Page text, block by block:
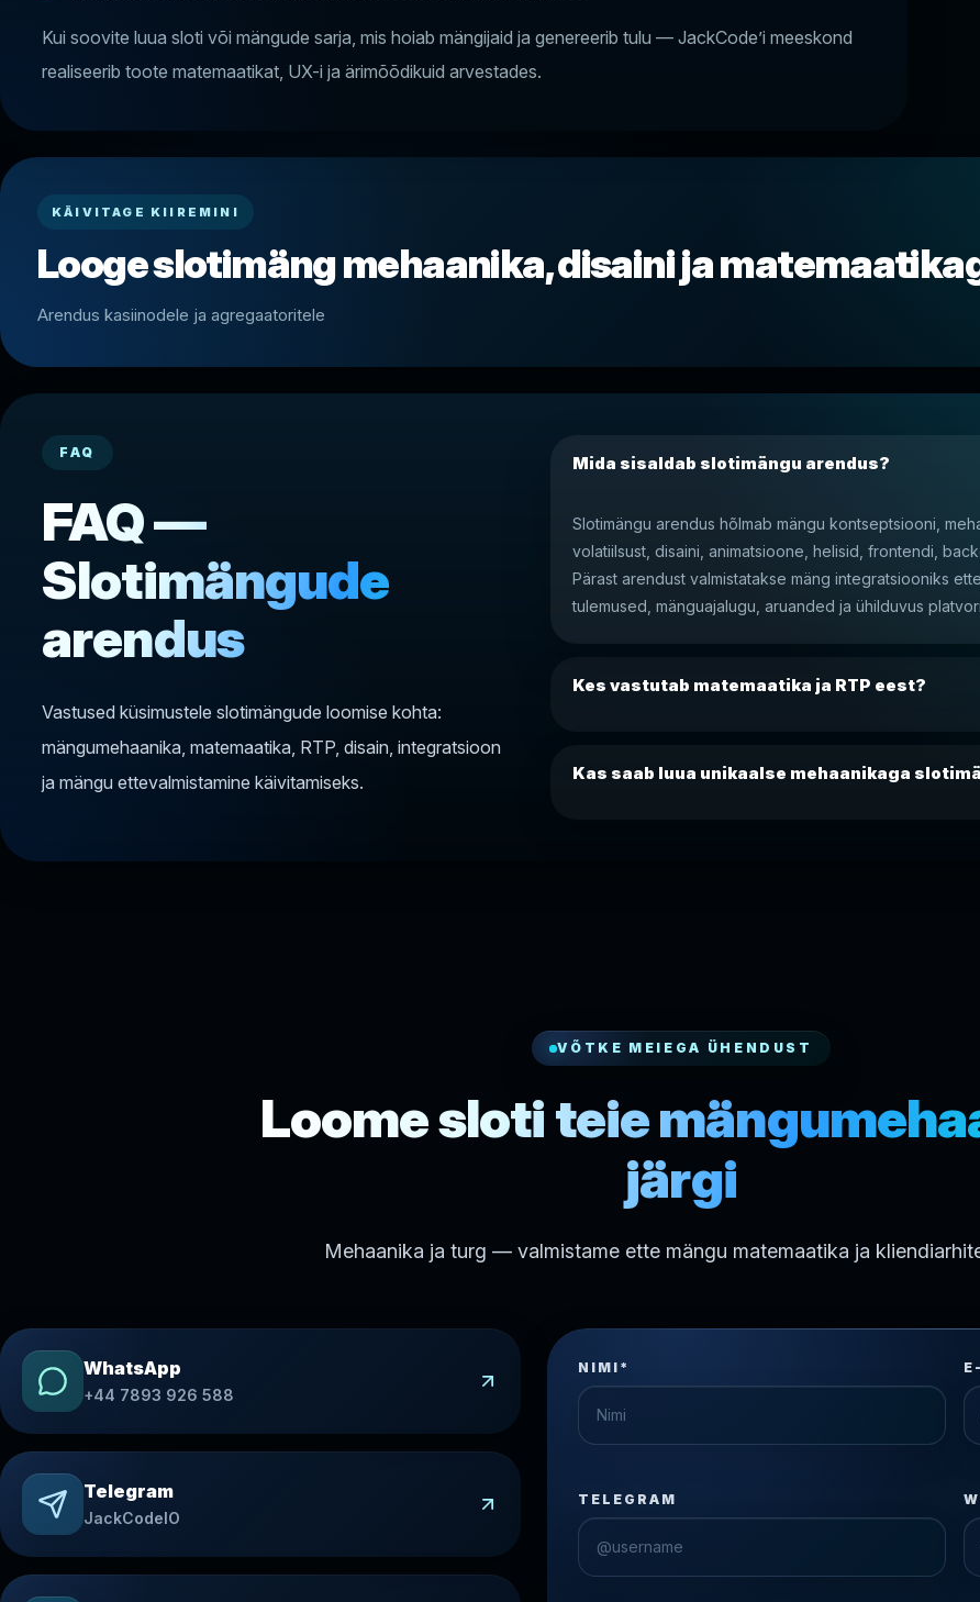
Kui soovite luua sloti või mängude sarja, mis hoiab mängijaid ja genereerib tulu — JackCode’i meeskond
realiseerib toote matemaatikat, UX-i ja ärimõõdikuid arvestades.
KÄIVITAGE KIIREMINI
Looge slotimäng mehaanika, disaini ja
Arendus kasiinodele ja agregaatoritele
FAQ
FAQ —
Slotimängude
arendus
Vastused küsimustele slotimängude loomise kohta:
mängumehaanika, matemaatika, RTP, disain, integratsioon
ja mängu ettevalmistamine käivitamiseks.
Mida sisaldab slotimängu arendus?
Slotimängu arendus hõlmab mängu kontseptsiooni,
volatiilsust, disaini, animatsioone, helisid, frontendi,
Pärast arendust valmistatakse mäng integratsiooniks
tulemused, mänguajalugu, aruanded ja ühilduvus
Kes vastutab matemaatika ja RTP eest?
Kas saab luua unikaalse mehaanikaga
VÕTKE MEIEGA ÜHENDUST
Loome sloti teie
järgi
Mehaanika ja turg — valmistame ette mängu matemaatika ja
WhatsApp
+44 7893 926 588
Telegram
JackCodeIO
NIMI*
TELEGRAM